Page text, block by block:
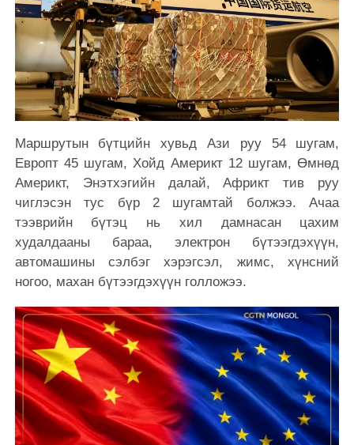
Маршрутын бүтцийн хувьд Ази руу 54 шугам,
Европт 45 шугам, Хойд Америкт 12 шугам, Өмнөд
Америкт, Энэтхэгийн далай, Африкт тив руу
чиглэсэн тус бүр 2 шугамтай болжээ. Ачаа
тээврийн бүтэц нь хил дамнасан цахим
худалдааны бараа, электрон бүтээгдэхүүн,
автомашины сэлбэг хэрэгсэл, жимс, хүнсний
ногоо, махан бүтээгдэхүүн голложээ.